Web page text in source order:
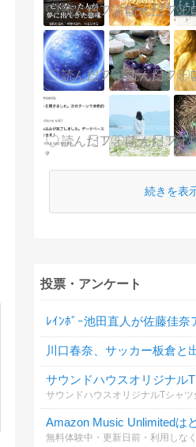
続きを表
投票・アンケート
ﾚｲﾝﾎﾞｰ池田直人が佐藤佳奈
川口春奈、サッカー板倉と